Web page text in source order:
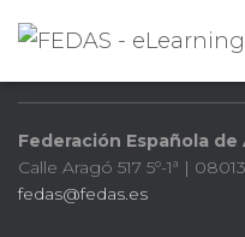
Federación Española
Calle Aragó 517 5º-1ª |
fedas@fedas.es